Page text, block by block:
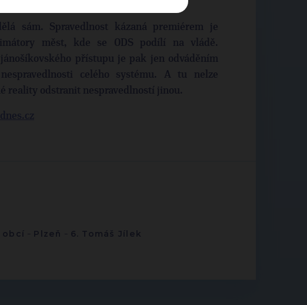
sám. Spravedlnost kázaná premiérem je
měst, kde se ODS podílí na vládě.
přístupu je pak jen odváděním
celého systému. A tu nelze
reality odstranit nespravedlností jinou.
- Plzeň - 6. Tomáš Jílek